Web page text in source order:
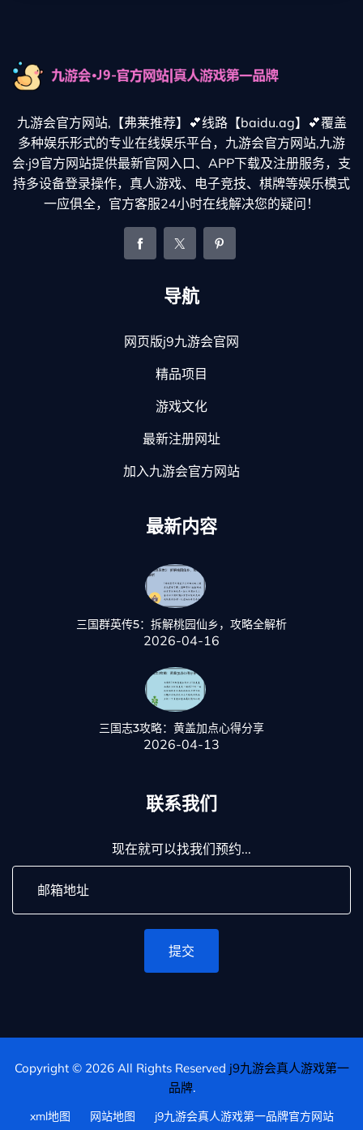
九游会官方网站,【弗莱推荐】💕线路【baidu.ag】💕覆盖
多种娱乐形式的专业在线娱乐平台，九游会官方网站,九游
会·j9官方网站提供最新官网入口、APP下载及注册服务，支
持多设备登录操作，真人游戏、电子竞技、棋牌等娱乐模式
一应俱全，官方客服24小时在线解决您的疑问！
导航
网页版j9九游会官网
精品项目
游戏文化
最新注册网址
加入九游会官方网站
最新内容
三国群英传5：拆解桃园仙乡，攻略全解析
2026-04-16
三国志3攻略：黄盖加点心得分享
2026-04-13
联系我们
现在就可以找我们预约...
提交
Copyright © 2026 All Rights Reserved j9九游会真人游戏第一
品牌.
xml地图 网站地图
j9九游会真人游戏第一品牌官方网站